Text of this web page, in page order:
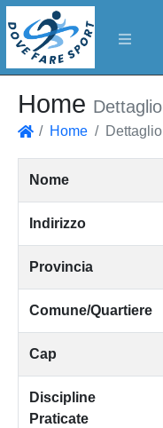
Home Dettaglio
Home Dettaglio
Nome
Indirizzo
Provincia
Comune/Quartiere
Cap
Discipline
Praticate